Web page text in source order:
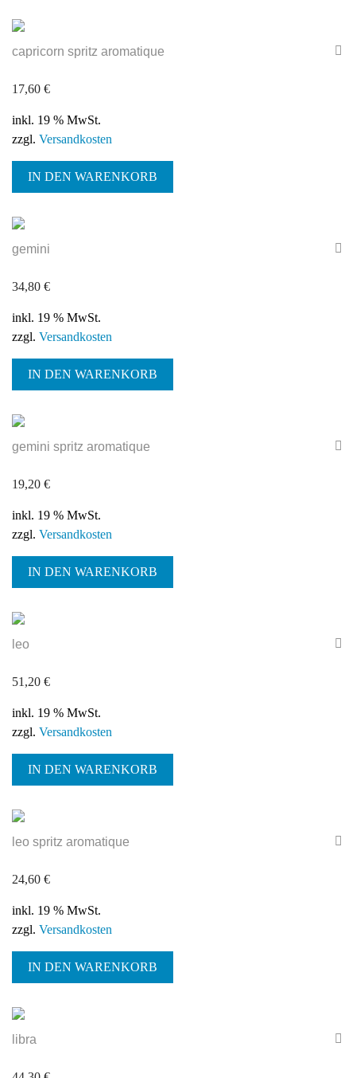
capricorn spritz aromatique
17,60 €
inkl. 19 % MwSt.
zzgl. Versandkosten
IN DEN WARENKORB
gemini
34,80 €
inkl. 19 % MwSt.
zzgl. Versandkosten
IN DEN WARENKORB
gemini spritz aromatique
19,20 €
inkl. 19 % MwSt.
zzgl. Versandkosten
IN DEN WARENKORB
leo
51,20 €
inkl. 19 % MwSt.
zzgl. Versandkosten
IN DEN WARENKORB
leo spritz aromatique
24,60 €
inkl. 19 % MwSt.
zzgl. Versandkosten
IN DEN WARENKORB
libra